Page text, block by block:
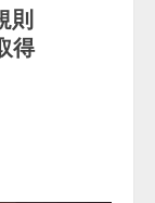
則
得